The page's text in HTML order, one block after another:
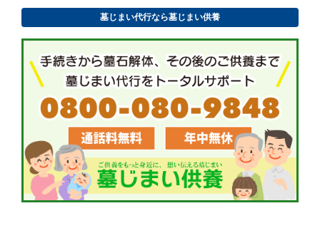
墓じまい代行なら墓じまい供養